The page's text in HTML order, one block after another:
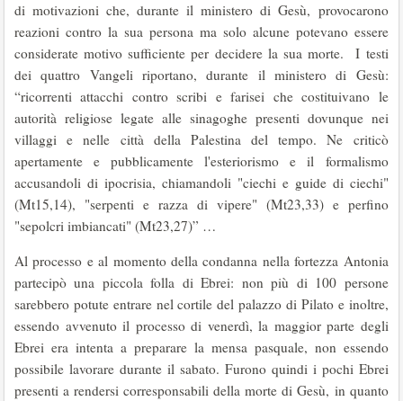
di motivazioni che, durante il ministero di Gesù, provocarono
reazioni contro la sua persona ma solo alcune potevano essere
considerate motivo sufficiente per decidere la sua morte. I testi
dei quattro Vangeli riportano, durante il ministero di Gesù:
“ricorrenti attacchi contro scribi e farisei che costituivano le
autorità religiose legate alle sinagoghe presenti dovunque nei
villaggi e nelle città della Palestina del tempo. Ne criticò
apertamente e pubblicamente l'esteriorismo e il formalismo
accusandoli di ipocrisia, chiamandoli "ciechi e guide di ciechi"
(Mt15,14), "serpenti e razza di vipere" (Mt23,33) e perfino
"sepolcri imbiancati" (Mt23,27)” …
Al processo e al momento della condanna nella fortezza Antonia
partecipò una piccola folla di Ebrei: non più di 100 persone
sarebbero potute entrare nel cortile del palazzo di Pilato e inoltre,
essendo avvenuto il processo di venerdì, la maggior parte degli
Ebrei era intenta a preparare la mensa pasquale, non essendo
possibile lavorare durante il sabato. Furono quindi i pochi Ebrei
presenti a rendersi corresponsabili della morte di Gesù, in quanto